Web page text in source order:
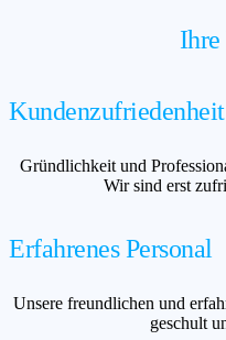
Kundenzufriedenheit
Gründlichkeit und
Wir sind erst
Erfahrenes Personal
Unsere freundlichen und
geschult